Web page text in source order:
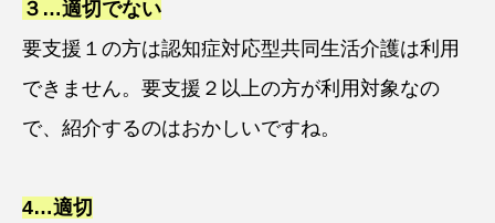
３…適切でない
要支援１の方は認知症対応型共同生活介護は利用
できません。要支援２以上の方が利用対象なの
で、紹介するのはおかしいですね。
4…適切